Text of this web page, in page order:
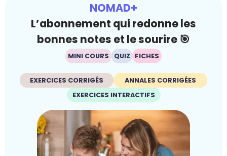
NOMAD+
L’abonnement qui redonne les
bonnes notes et le sourire 🎯
MINI COURS QUIZ FICHES
EXERCICES CORRIGÉS
ANNALES CORRIGÉES
EXERCICES INTERACTIFS